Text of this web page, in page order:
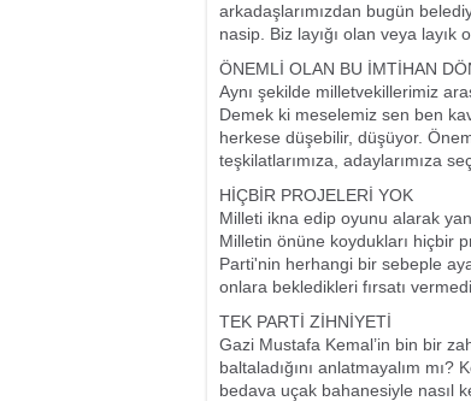
arkadaşlarımızdan bugün
nasip. Biz layığı olan veya layık
ÖNEMLİ OLAN BU İMTİHAN
Aynı şekilde milletvekillerimiz
Demek ki meselemiz sen ben
herkese düşebilir, düşüyor.
teşkilatlarımıza, adaylarımıza
HİÇBİR PROJELERİ YOK
Milleti ikna edip oyunu alarak
Milletin önüne koydukları hiçbir
Parti'nin herhangi bir sebeple
onlara bekledikleri fırsatı vermedi.
TEK PARTİ ZİHNİYETİ
Gazi Mustafa Kemal’in bin bir
baltaladığını anlatmayalım
bedava uçak bahanesiyle nasıl